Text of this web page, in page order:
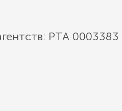
РТА 0003383